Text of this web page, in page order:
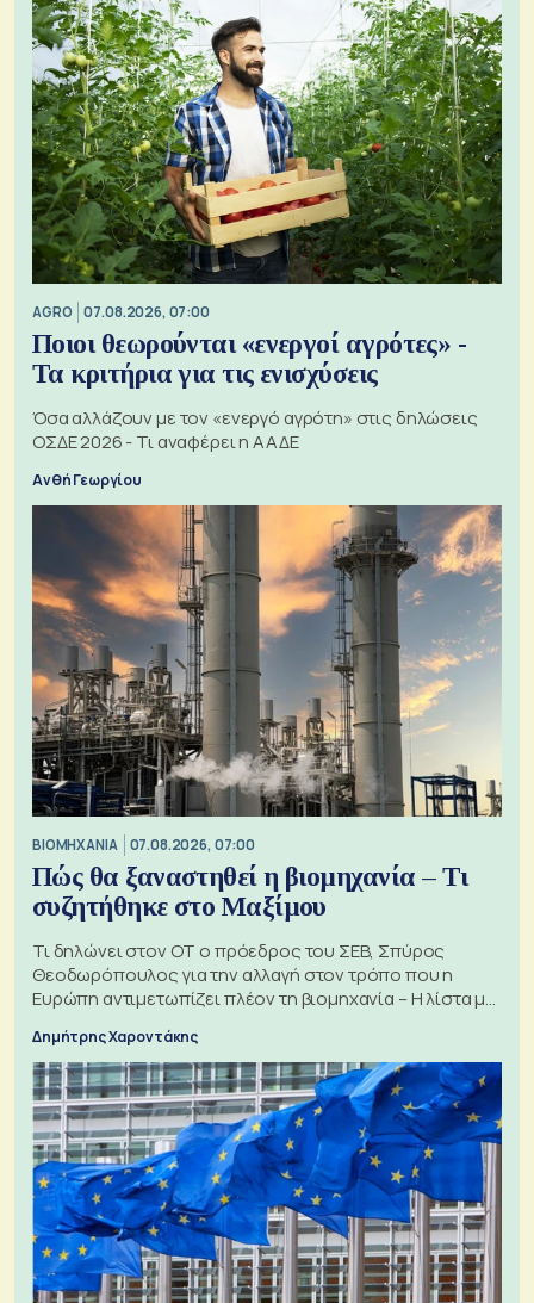
AGRO 07.08.2026, 07:00
Ποιοι θεωρούνται «ενεργοί αγρότες» -
Τα κριτήρια για τις ενισχύσεις
Όσα αλλάζουν με τον «ενεργό αγρότη» στις δηλώσεις
ΟΣΔΕ 2026 - Τι αναφέρει η ΑΑΔΕ
Ανθή Γεωργίου
ΒΙΟΜΗΧΑΝΙΑ 07.08.2026, 07:00
Πώς θα ξαναστηθεί η βιομηχανία – Τι
συζητήθηκε στο Μαξίμου
Τι δηλώνει στον ΟΤ ο πρόεδρος του ΣΕΒ, Σπύρος
Θεοδωρόπουλος για την αλλαγή στον τρόπο που η
Ευρώπη αντιμετωπίζει πλέον τη βιομηχανία – Η λίστα με
Δημήτρης Χαροντάκης